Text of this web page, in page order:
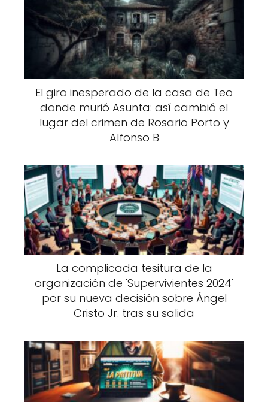
El giro inesperado de la casa de Teo
donde murió Asunta: así cambió el
lugar del crimen de Rosario Porto y
Alfonso B
La complicada tesitura de la
organización de 'Supervivientes 2024'
por su nueva decisión sobre Ángel
Cristo Jr. tras su salida